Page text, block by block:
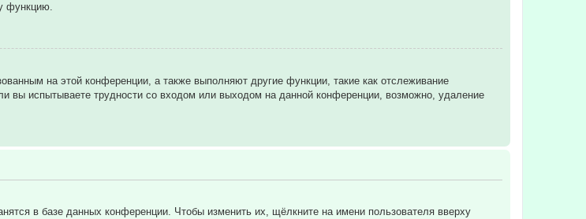
функцию.
на этой конференции, а также выполняют другие функции, такие как отслеживание
вы испытываете трудности со входом или выходом на данной конференции, возможно, удаление
в базе данных конференции. Чтобы изменить их, щёлкните на имени пользователя вверху